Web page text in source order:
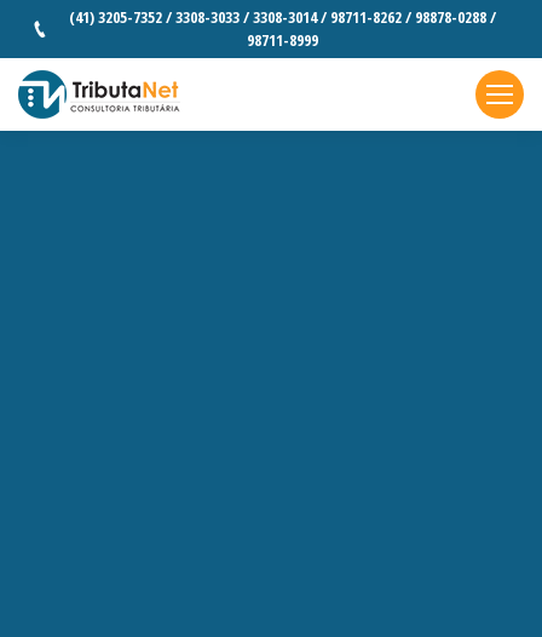
(41) 3205-7352 / 3308-3033 / 3308-3014 / 98711-8262 / 98878-0288 /
98711-8999